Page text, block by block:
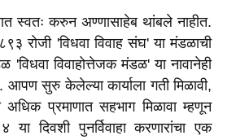
स्वतः करुन अण्णासाहेब थांबले नाहीत.
रोजी 'विधवा विवाह संघ' या मंडळाची
विवाहोत्तेजक मंडळ' या नावानेही
सुरु केलेल्या कार्याला गती मिळावी,
अधिक प्रमाणात सहभाग मिळावा म्हणून
दिवशी पुनर्विवाहा करणारांचा एक